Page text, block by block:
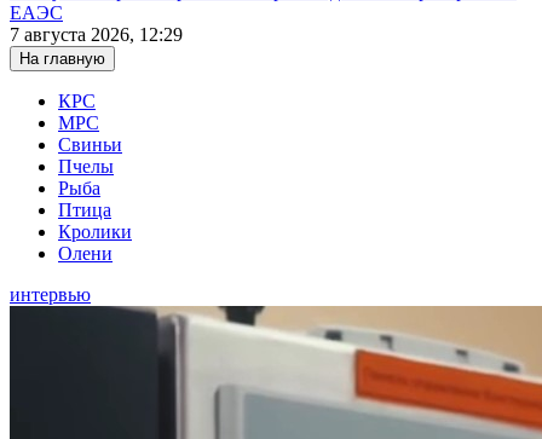
ЕАЭС
7 августа 2026, 12:29
На главную
КРС
МРС
Свиньи
Пчелы
Рыба
Птица
Кролики
Олени
интервью